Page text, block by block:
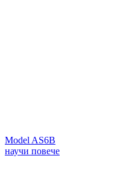
Model AS6B
научи повече